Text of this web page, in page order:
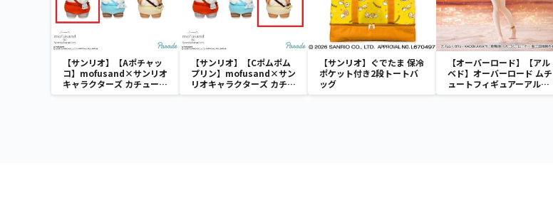
【サンリオ】【Aポチャッ
コ】mofusand×サンリオ
キャラクターズ カチューシ
ャマスコット②
【サンリオ】【Cポムポム
プリン】mofusand×サン
リオキャラクターズ カチュ
ーシャマスコット②
【サンリオ】ぐでたま 保冷
ポケット付き2段トートバ
ッグ
【オーバーロード】【アル
ベド】オーバーロード ムチ
ュートフィギュアーアルベ
ド・aqua ver.ー